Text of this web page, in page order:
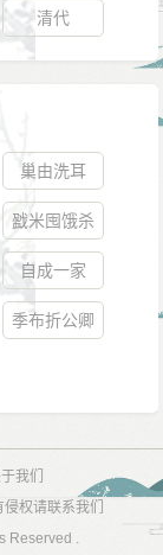
清代
巢由洗耳
戤米囤饿杀
自成一家
季布折公卿
我们
权请联系我们
Reserved .